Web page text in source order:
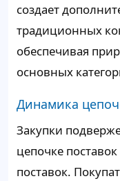
создает
традиционных
обеспечивая
основных
Динамика
Закупки
цепочке
поставок.